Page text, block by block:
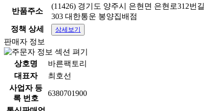
반품주소
(11426) 경기도 양주시 은현면 은현로312번길
303 대한통운 봉양집배점
정책 상세
상세보기
판매자 정보
상호명
바른팩토리
대표자
최호선
사업자 등
록 번호
6380701900